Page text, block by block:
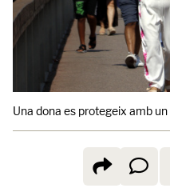
Una dona es protegeix amb